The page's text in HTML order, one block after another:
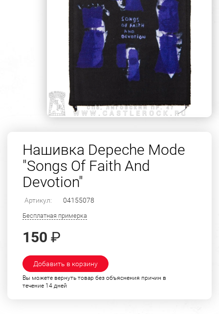
Нашивка Depeche Mode
"Songs Of Faith And
Devotion"
Артикул: 04155078
Бесплатная примерка
150 ₽
Добавить в корзину
Вы можете вернуть товар без объяснения причин в
течение 14 дней